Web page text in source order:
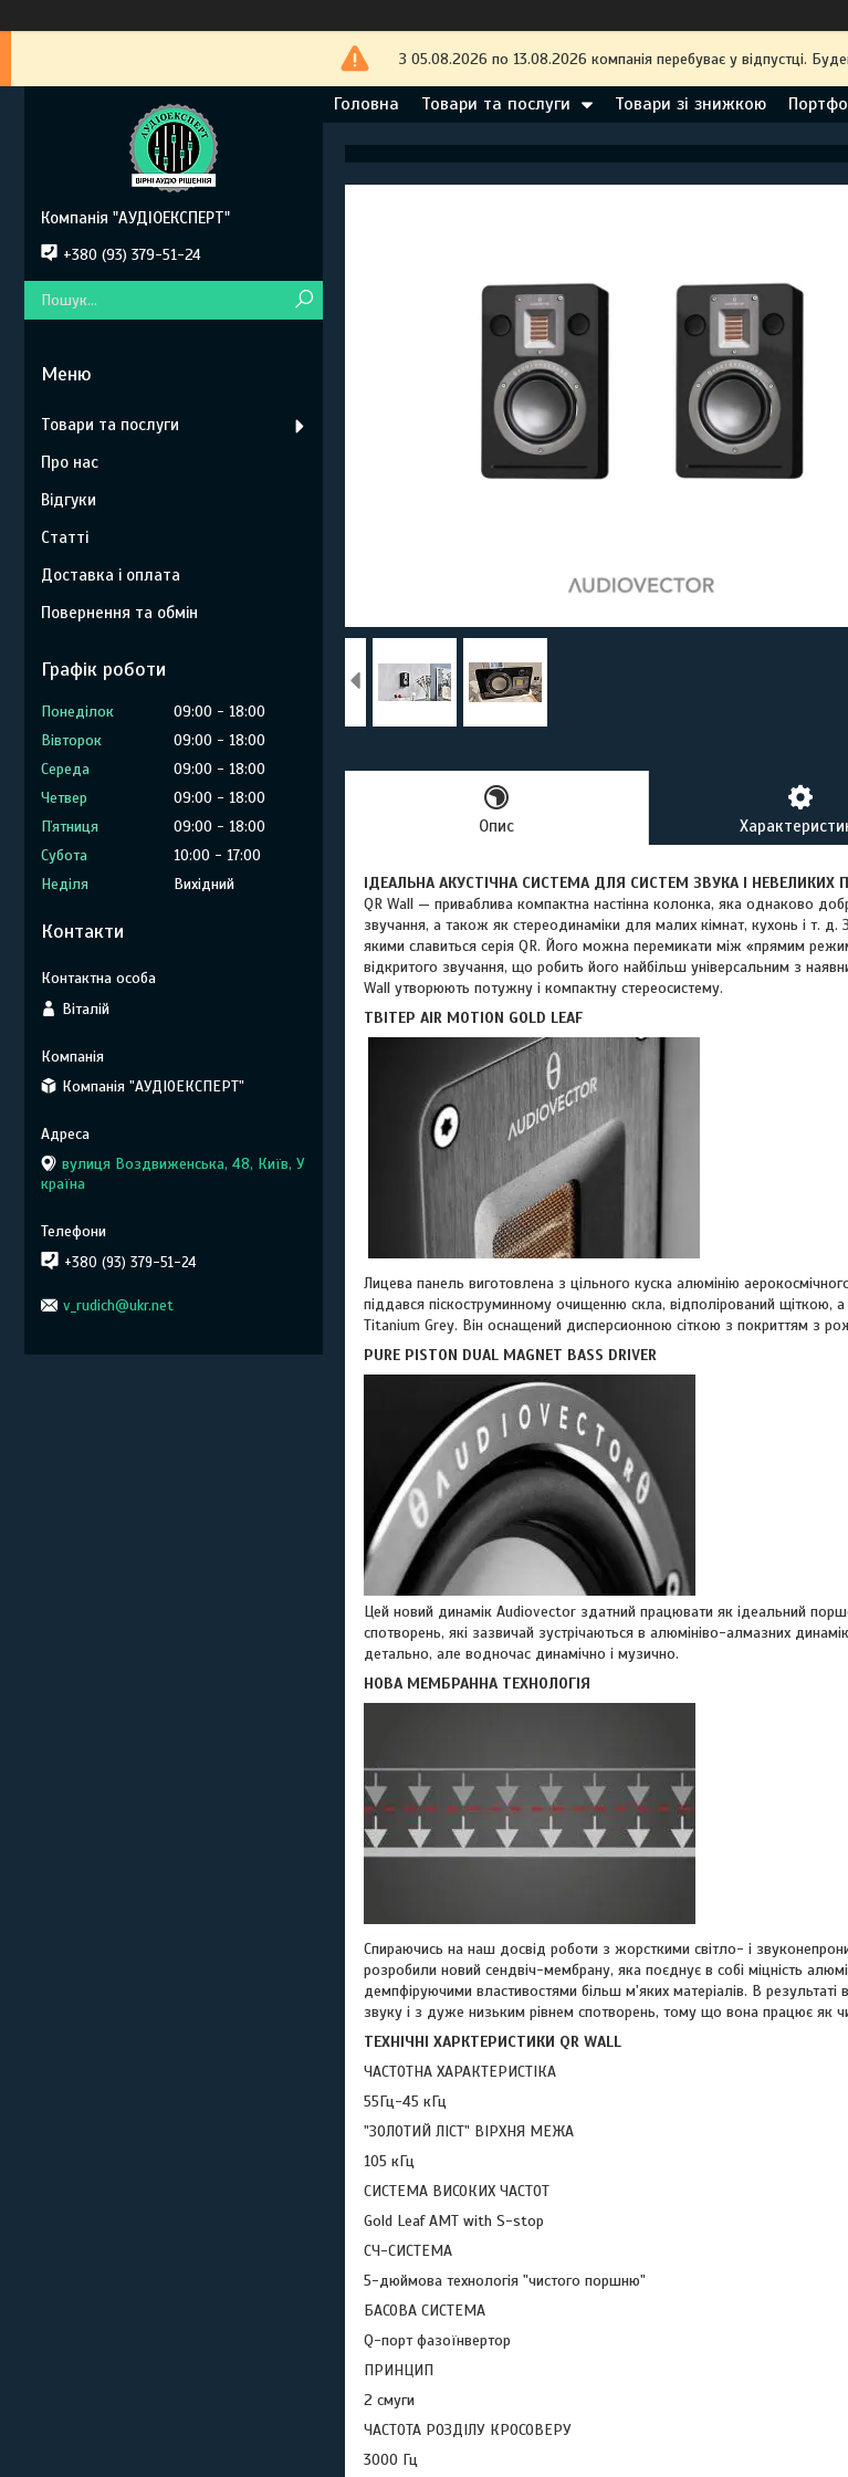
З 05.08.2026 по 13.08.2026 компанія перебуває у відпустці.
Головна Товари та послуги Товари зі знижкою
Опис
ІДЕАЛЬНА АКУСТІЧНА СИСТЕМА ДЛЯ СИСТЕМ ЗВУКА І НЕВЕЛИКИХ
QR Wall — приваблива компактна настінна колонка, яка однаково
звучання, а також як стереодинаміки для малих кімнат, кухонь і т.
якими славиться серія QR. Його можна перемикати між «прямим
відкритого звучання, що робить його найбільш універсальним з
Wall утворюють потужну і компактну стереосистему.
ТВІТЕР AIR MOTION GOLD LEAF
Лицева панель виготовлена з цільного куска алюмінію
піддався піскоструминному очищенню скла, відполірований щіткою,
Titanium Grey. Він оснащений дисперсионною сіткою з покриттям з
PURE PISTON DUAL MAGNET BASS DRIVER
Цей новий динамік Audiovector здатний працювати як ідеальний
спотворень, які зазвичай зустрічаються в алюмініво-алмазних
детально, але водночас динамічно і музично.
НОВА МЕМБРАННА ТЕХНОЛОГІЯ
Спираючись на наш досвід роботи з жорсткими світло- і
розробили новий сендвіч-мембрану, яка поєднує в собі міцність
демпфіруючими властивостями більш м'яких матеріалів. В
звуку і з дуже низьким рівнем спотворень, тому що вона працює як
ТЕХНІЧНІ ХАРКТЕРИСТИКИ QR WALL
ЧАСТОТНА ХАРАКТЕРИСТІКА
55Гц-45 кГц
"ЗОЛОТИЙ ЛІСТ" ВІРХНЯ МЕЖА
105 кГц
СИСТЕМА ВИСОКИХ ЧАСТОТ
Gold Leaf AMT with S-stop
СЧ-СИСТЕМА
5-дюймова технологія "чистого поршню"
БАСОВА СИСТЕМА
Q-порт фазоїнвертор
ПРИНЦИП
2 смуги
ЧАСТОТА РОЗДІЛУ КРОСОВЕРУ
3000 Гц
Компанія "АУДІОЕКСПЕРТ"
+380 (93) 379-51-24
Товари та послуги
Про нас
Відгуки
Статті
Доставка і оплата
Повернення та обмін
Графік роботи
Понеділок 09:00
18:00
Вівторок
09:00
18:00
Середа
09:00
18:00
Четвер
09:00
18:00
Пʼятниця
09:00
18:00
Субота
10:00
17:00
Неділя
Вихідний
Контакти
Віталій
Компанія "АУДІОЕКСПЕРТ"
вулиця Воздвиженська, 48, Київ, У
країна
+380 (93) 379-51-24
v_rudich@ukr.net